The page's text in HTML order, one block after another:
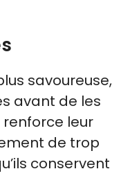
savoureuse,
avant de les
leur
de trop
conservent